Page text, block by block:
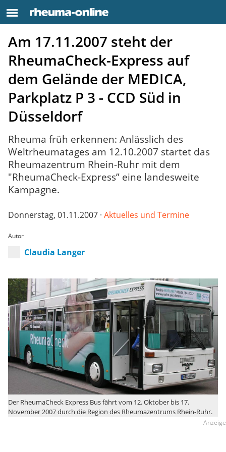
Am 17.11.2007 steht der
RheumaCheck-Express auf
dem Gelände der MEDICA,
Parkplatz P 3 - CCD Süd in
Düsseldorf
Rheuma früh erkennen: Anlässlich des
Weltrheumatages am 12.10.2007 startet das
Rheumazentrum Rhein-Ruhr mit dem
"RheumaCheck-Express” eine landesweite
Kampagne.
Donnerstag, 01.11.2007 · Aktuelles und Termine
Autor
Claudia Langer
Der RheumaCheck Express Bus fährt vom 12. Oktober bis 17.
November 2007 durch die Region des Rheumazentrums Rhein-Ruhr.